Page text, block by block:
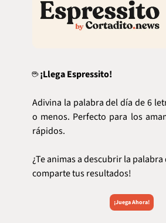
☕ ¡Llega Espressito!
Adivina la palabra del día de 6
o menos. Perfecto para los
rápidos.
¿Te animas a descubrir la palabra
comparte tus resultados!
¡Juega Ahora!